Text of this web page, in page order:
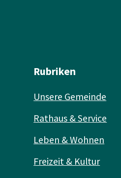
Rubriken
Unsere Gemeinde
Rathaus & Service
Leben & Wohnen
Freizeit & Kultur